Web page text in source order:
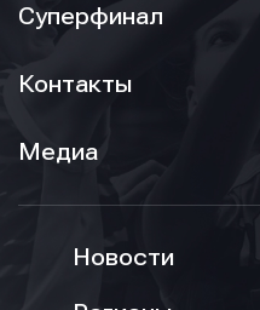
Суперфинал
Контакты
Медиа
Новости